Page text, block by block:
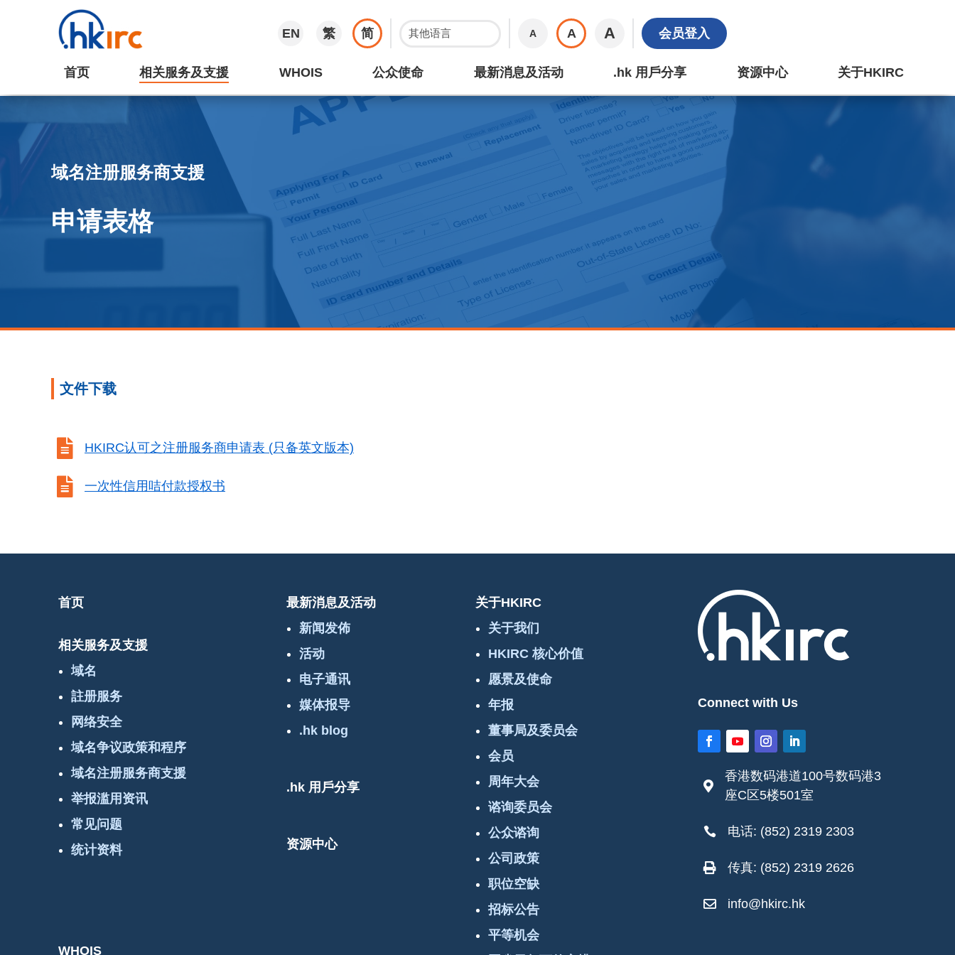
EN 繁 简 A A A 会员登入
首页 相关服务及支援 WHOIS 公众使命 最新消息及活动 .hk 用戶分享 资源中心 关于HKIRC
域名注册服务商支援
申请表格
文件下载
 HKIRC认可之注册服务商申请表 (只备英文版本)
 一次性信用咭付款授权书
首页
相关服务及支援
域名
註册服务
网络安全
域名争议政策和程序
域名注册服务商支援
举报滥用资讯
常见问题
统计资料
WHOIS
最新消息及活动
新闻发佈
活动
电子通讯
媒体报导
.hk blog
.hk 用戶分享
资源中心
关于HKIRC
关于我们
HKIRC 核心价值
愿景及使命
年报
董事局及委员会
会员
周年大会
谘询委员会
公众谘询
公司政策
职位空缺
招标公告
平等机会
Connect with Us

香港数码港道100号数码港3
座C区5楼501室
 电话: (852) 2319 2303
 传真: (852) 2319 2626
 info@hkirc.hk